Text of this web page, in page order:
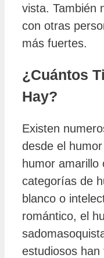
vista. También
con otras
más fuertes.
¿Cuántos
Hay?
Existen
desde el
humor amarillo
categorías de
blanco o
romántico, el
estudiosos